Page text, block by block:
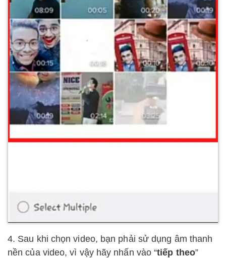
4. Sau khi chọn video, bạn phải sử dụng âm thanh
nền của video, vì vậy hãy nhấn vào “tiếp theo”